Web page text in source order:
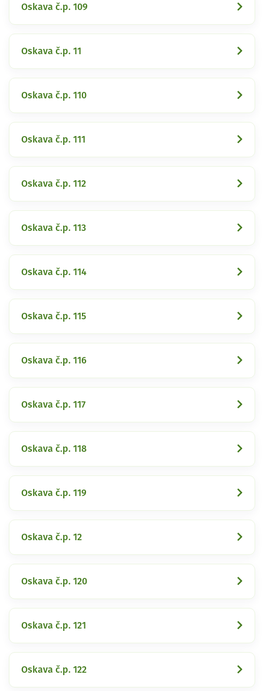
Oskava č.p. 109
Oskava č.p. 11
Oskava č.p. 110
Oskava č.p. 111
Oskava č.p. 112
Oskava č.p. 113
Oskava č.p. 114
Oskava č.p. 115
Oskava č.p. 116
Oskava č.p. 117
Oskava č.p. 118
Oskava č.p. 119
Oskava č.p. 12
Oskava č.p. 120
Oskava č.p. 121
Oskava č.p. 122